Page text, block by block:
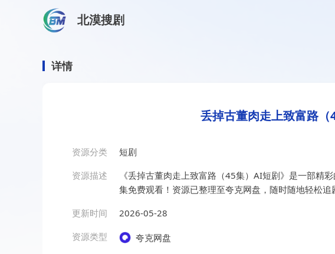
北漠搜剧
详情
丢掉古董肉走上致富路
资源分类
短剧
资源描述
《丢掉古董肉走上致富路（45集）AI短剧》是一部精
集免费观看！资源已整理至夸克网盘，随时随地轻松追
更新时间
2026-05-28
资源类型
夸克网盘